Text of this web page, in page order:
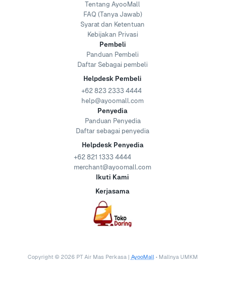
Tentang AyooMall
FAQ (Tanya Jawab)
Syarat dan Ketentuan
Kebijakan Privasi
Pembeli
Panduan Pembeli
Daftar Sebagai pembeli
Helpdesk Pembeli
+62 823 2333 4444
help@ayoomall.com
Penyedia
Panduan Penyedia
Daftar sebagai penyedia
Helpdesk Penyedia
+62 821 1333 4444
merchant@ayoomall.com
Ikuti Kami
Kerjasama
Copyright © 2026 PT Air Mas Perkasa | AyooMall • Mallnya UMKM